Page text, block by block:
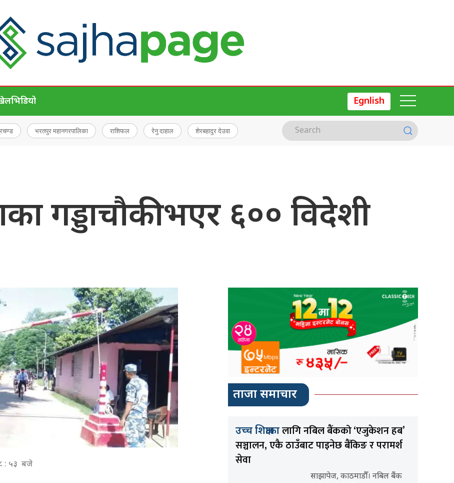
भिडियो Egnlish
भरतपुर महानगरपालिका राशिफल रेनु दाहाल शेरबहादुर देउवा
गड्डाचौकी भएर ६०० विदेशी
: ५३ बजे
ताजा समाचार
उच्च शिक्षाकालागि नबिल बैंकको ‘एजुकेशन हब’
सञ्चालन, एकै ठाउँबाट पाइनेछ बैंकिङ र परामर्श
सेवा
साझापेज, काठमाडौँ। नबिल बैंक